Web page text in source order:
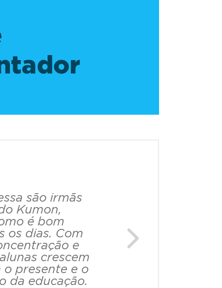
são irmãs
Kumon,
é bom
os dias. Com
e
crescem
presente e o
da educação.
Next